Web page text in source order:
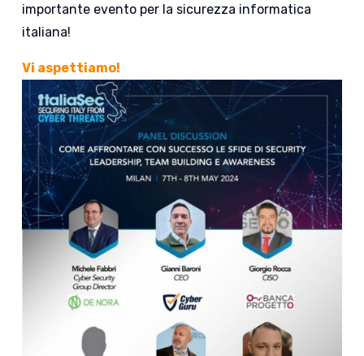
importante evento per la sicurezza informatica
italiana!
Vi aspettiamo!